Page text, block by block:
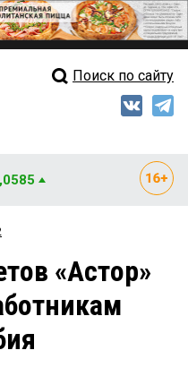
Свежий выпуск
Рейтинги
Блоги
Архив
Поиск по сайту
«Астор»